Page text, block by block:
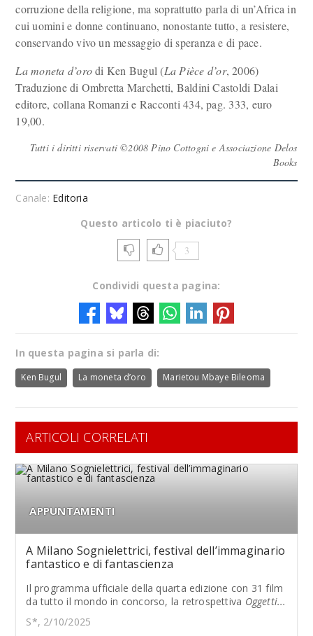
corruzione della religione, ma soprattutto parla di un’Africa in
cui uomini e donne continuano, nonostante tutto, a resistere,
conservando vivo un messaggio di speranza e di pace.
La moneta d’orodi Ken Bugul (La Pièce d’or, 2006)
Traduzione di Ombretta Marchetti, Baldini Castoldi Dalai
editore, collana Romanzi e Racconti 434, pag. 333, euro
19,00.
Tutti i diritti riservati ©2008 Pino Cottogni e Associazione Delos
Books
Canale: Editoria
Questo articolo ti è piaciuto?
3
Condividi questa pagina:
In questa pagina si parla di:
Ken Bugul La moneta d’oro Marietou Mbaye Bileoma
ARTICOLI CORRELATI
APPUNTAMENTI
A Milano Sognielettrici, festival dell’immaginario
fantastico e di fantascienza
Il programma ufficiale della quarta edizione con 31 film
da tutto il mondo in concorso, la retrospettiva Oggetti...
S*, 2/10/2025